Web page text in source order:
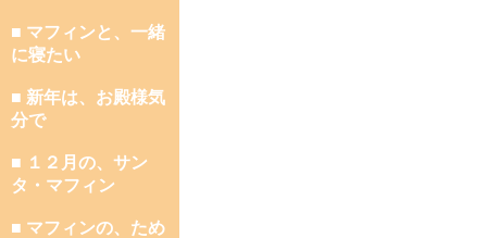
■ マフィンと、一緒
に寝たい
■ 新年は、お殿様気
分で
■ １２月の、サン
タ・マフィン
■ マフィンの、ため